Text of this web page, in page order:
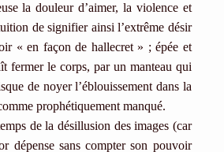
la douleur d’aimer, la violence et
de signifier ainsi l’extrême désir
« en façon de hallecret » ; épée et
fermer le corps, par un manteau qui
de noyer l’éblouissement dans la
prophétiquement manqué.
de la désillusion des images (car
dépense sans compter son pouvoir